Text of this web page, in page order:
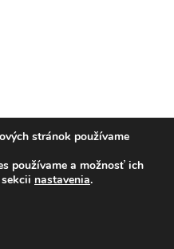
stránok používame
používame a možnosť ich
nastavenia.